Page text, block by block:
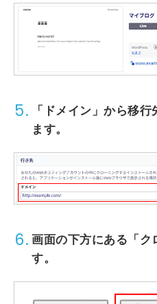
5.
「ドメイン」から移
ます。
6. 画面の下方にある「ク
す。